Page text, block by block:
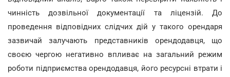
чинність дозвільної документації та ліцензій. До
проведення відповідних слідчих дій у такого орендаря
зазвичай залучають представників орендодавця, що
своєю чергою негативно впливає на загальний режим
роботи підприємства орендодавця, його ресурсні втрати і